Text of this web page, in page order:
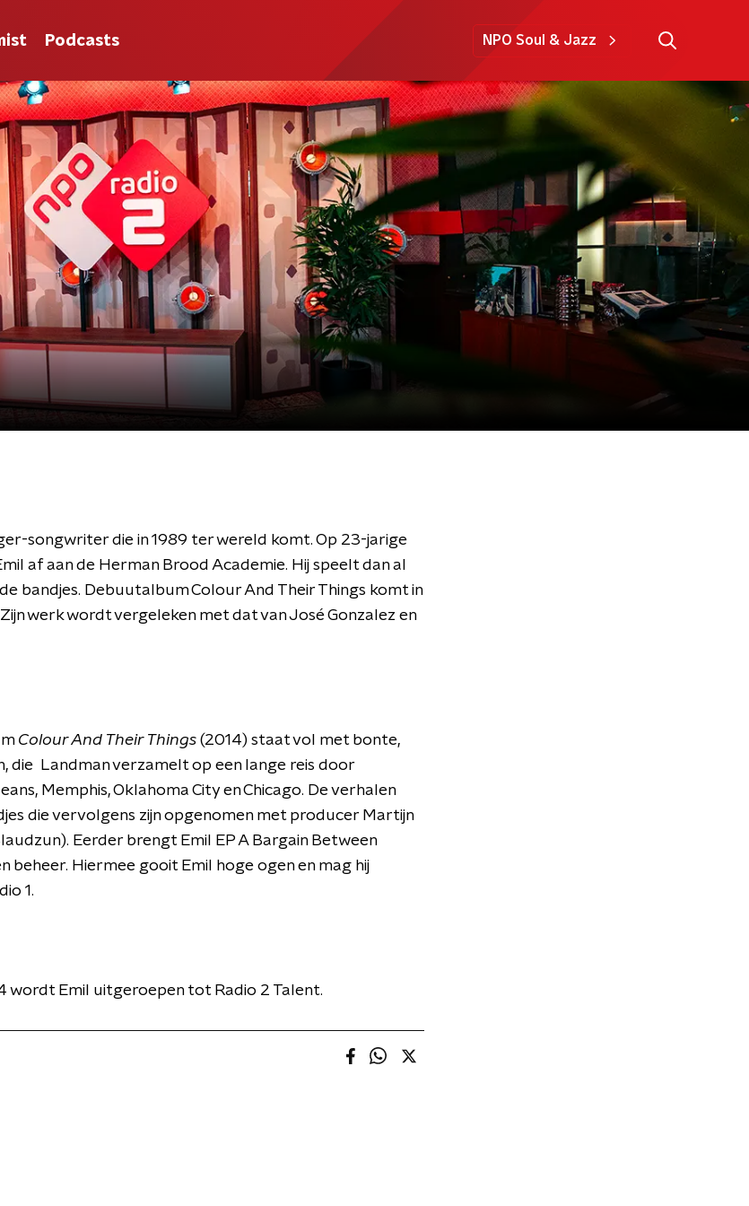
Podcasts NPO Soul & Jazz
songwriter die in 1989 ter wereld komt. Op 23-jarige
af aan de Herman Brood Academie. Hij speelt dan al
bandjes. Debuutalbum Colour And Their Things komt in
werk wordt vergeleken met dat van José Gonzalez en
Colour And Their Things (2014) staat vol met bonte,
die Landman verzamelt op een lange reis door
Memphis, Oklahoma City en Chicago. De verhalen
die vervolgens zijn opgenomen met producer Martijn
Eerder brengt Emil EP A Bargain Between
beheer. Hiermee gooit Emil hoge ogen en mag hij
1.
wordt Emil uitgeroepen tot Radio 2 Talent.